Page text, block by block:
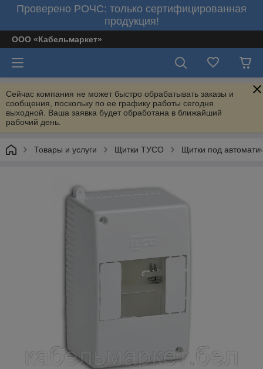
Проверено РОЧС: только сертифицированная
продукция!
ООО «Кабельмаркет»
Сейчас компания не может быстро обрабатывать заказы и
сообщения, поскольку по ее графику работы сегодня
выходной. Ваша заявка будет обработана в ближайший
рабочий день.
Товары и услуги Щитки ТУСО Щитки под